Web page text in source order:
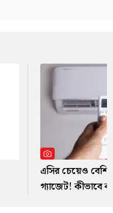
এসির চেয়েও বেশি
গ্যাজেট! কীভাবে